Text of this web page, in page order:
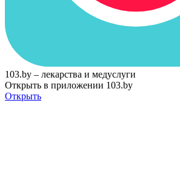
103.by – лекарства и медуслуги
Открыть в приложении 103.by
Открыть